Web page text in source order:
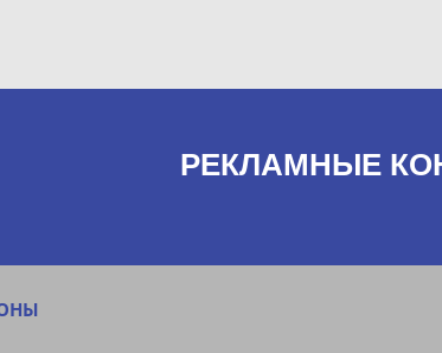
РЕКЛАМНЫЕ